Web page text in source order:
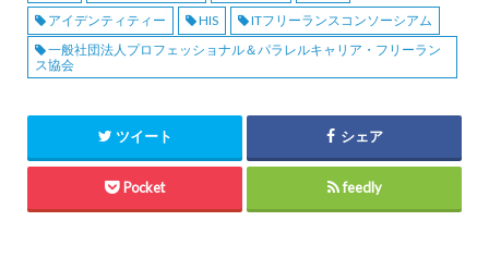
アイデンティティー
HIS
ITフリーランスコンソーシアム
一般社団法人プロフェッショナル＆パラレルキャリア・フリーラン
ス協会
ツイート シェア
Pocket feedly